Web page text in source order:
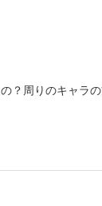
？周りのキャラ